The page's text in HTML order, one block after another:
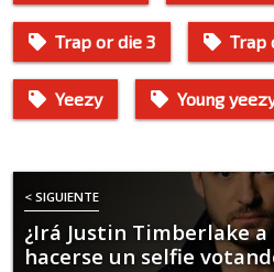
Trap or die 3 Trap
Yeezy Young
< SIGUIENTE
¿Irá Justin Timberlake
hacerse un selfie